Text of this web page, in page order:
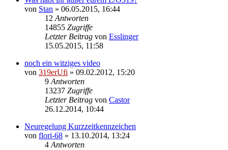
von Stan » 06.05.2015, 16:44
12 Antworten
14855 Zugriffe
Letzter Beitrag von Esslinger
15.05.2015, 11:58
noch ein witziges video
von 319erUfi » 09.02.2012, 15:20
9 Antworten
13237 Zugriffe
Letzter Beitrag von Castor
26.12.2014, 10:44
Neuregelung Kurzzeitkennzeichen
von flori-68 » 13.10.2014, 13:24
4 Antworten